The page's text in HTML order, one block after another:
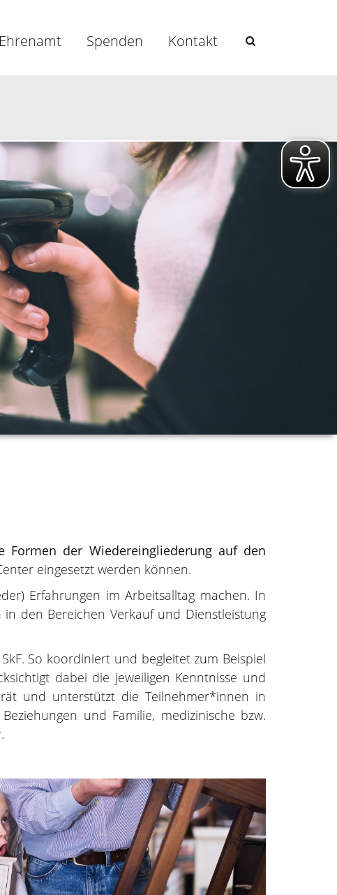
Ehrenamt Spenden Kontakt
Formen der Wiedereingliederung auf den
eingesetzt werden können.
Erfahrungen im Arbeitsalltag machen. In
den Bereichen Verkauf und Dienstleistung
So koordiniert und begleitet zum Beispiel
dabei die jeweiligen Kenntnisse und
und unterstützt die Teilnehmer*innen in
und Familie, medizinische bzw.